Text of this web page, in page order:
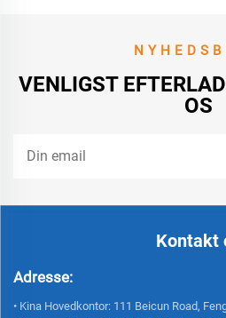
VENLIGST
OS
Kontakt
Adresse:
• Kina Hovedkontor: 111 Beicun Road,